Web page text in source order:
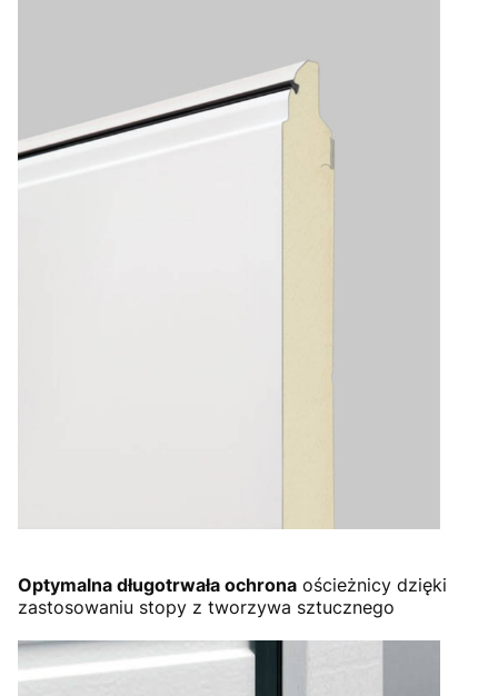
Optymalna długotrwała ochrona ościeżnicy dzięki
zastosowaniu stopy z tworzywa sztucznego